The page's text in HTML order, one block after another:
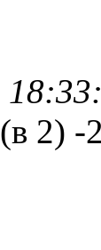
2) -